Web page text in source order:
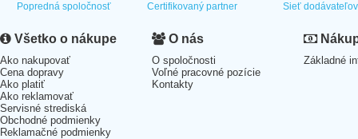
Popredná spoločnosť Certifikovaný partner Sieť dodávateľov
Všetko o nákupe
Ako nakupovať
Cena dopravy
Ako platiť
Ako reklamovať
Servisné strediská
Obchodné podmienky
Reklamačné podmienky
O nás
O spoločnosti
Voľné pracovné pozície
Kontakty
Základné